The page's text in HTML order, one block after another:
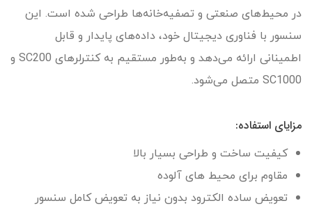
در محیط‌های صنعتی و تصفیه‌خانه‌ها طراحی شده است. این
سنسور با فناوری دیجیتال خود، داده‌های پایدار و قابل
اطمینانی ارائه می‌دهد و به‌طور مستقیم به کنترلرهای SC200 و
SC1000 متصل می‌شود.
مزایای استفاده:
کیفیت ساخت و طراحی بسیار بالا
مقاوم برای محیط های آلوده
تعویض ساده الکترود بدون نیاز به تعویض کامل سنسور